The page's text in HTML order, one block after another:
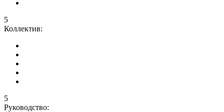
5
Коллектив:
5
Руководство: